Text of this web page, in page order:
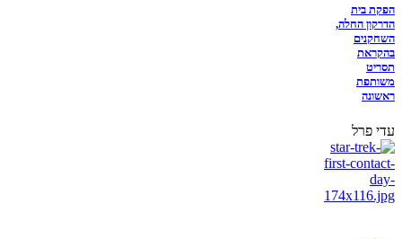
הפקת בית
הדרקון החלה,
השחקנים
בהקראת
תסריט
משותפת
ראשונה
עדי פרל